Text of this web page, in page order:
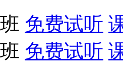
免费试听
免费试听